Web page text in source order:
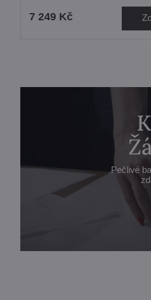
7 249 Kč
Pečlivé